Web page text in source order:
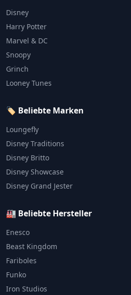
Disney
Harry Potter
Marvel & DC
Snoopy
Grinch
Looney Tunes
🏷️ Beliebte Marken
Loungefly
Disney Traditions
Disney Britto
Disney Showcase
Disney Grand Jester
🏭 Beliebte Hersteller
Enesco
Beast Kingdom
Fariboles
Funko
Iron Studios